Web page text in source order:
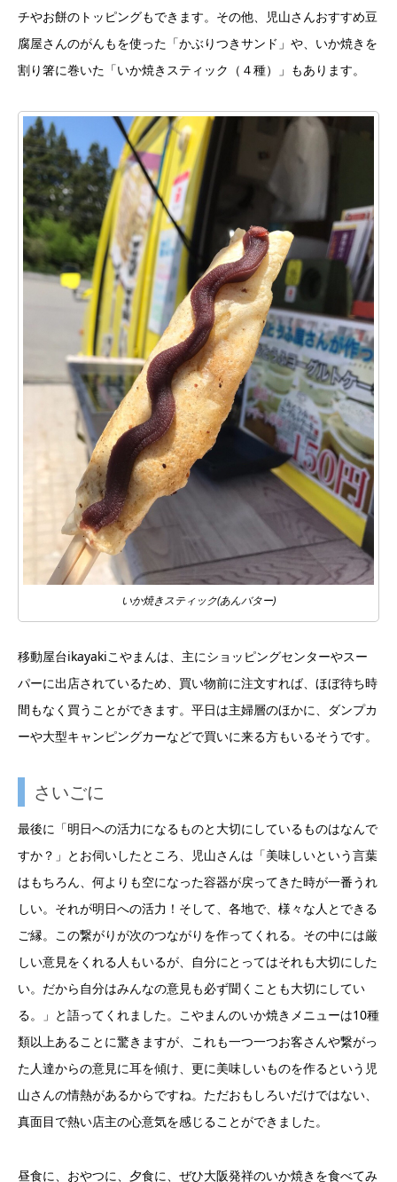
チやお餅のトッピングもできます。その他、児山さんおすすめ豆
腐屋さんのがんもを使った「かぶりつきサンド」や、いか焼きを
割り箸に巻いた「いか焼きスティック（４種）」もあります。
いか焼きスティック(あんバター)
移動屋台ikayakiこやまんは、主にショッピングセンターやスー
パーに出店されているため、買い物前に注文すれば、ほぼ待ち時
間もなく買うことができます。平日は主婦層のほかに、ダンプカ
ーや大型キャンピングカーなどで買いに来る方もいるそうです。
さいごに
最後に「明日への活力になるものと大切にしているものはなんで
すか？」とお伺いしたところ、児山さんは「美味しいという言葉
はもちろん、何よりも空になった容器が戻ってきた時が一番うれ
しい。それが明日への活力！そして、各地で、様々な人とできる
ご縁。この繋がりが次のつながりを作ってくれる。その中には厳
しい意見をくれる人もいるが、自分にとってはそれも大切にした
い。だから自分はみんなの意見も必ず聞くことも大切にしてい
る。」と語ってくれました。こやまんのいか焼きメニューは10種
類以上あることに驚きますが、これも一つ一つお客さんや繋がっ
た人達からの意見に耳を傾け、更に美味しいものを作るという児
山さんの情熱があるからですね。ただおもしろいだけではない、
真面目で熱い店主の心意気を感じることができました。
昼食に、おやつに、夕食に、ぜひ大阪発祥のいか焼きを食べてみ